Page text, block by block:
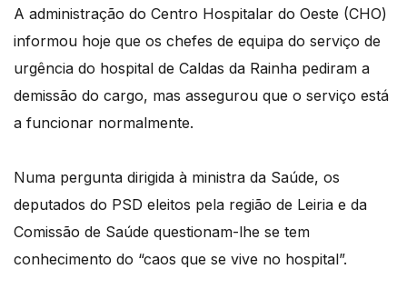
A administração do Centro Hospitalar do Oeste (CHO)
informou hoje que os chefes de equipa do serviço de
urgência do hospital de Caldas da Rainha pediram a
demissão do cargo, mas assegurou que o serviço está
a funcionar normalmente.
Numa pergunta dirigida à ministra da Saúde, os
deputados do PSD eleitos pela região de Leiria e da
Comissão de Saúde questionam-lhe se tem
conhecimento do “caos que se vive no hospital”.